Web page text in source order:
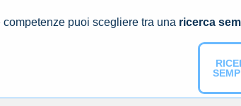
competenze puoi scegliere tra una ricerca